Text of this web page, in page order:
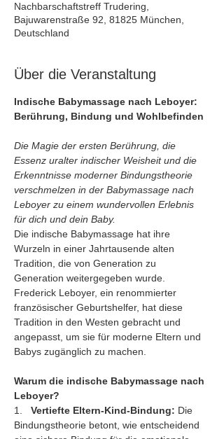
Nachbarschaftstreff Trudering,
Bajuwarenstraße 92, 81825 München,
Deutschland
Über die Veranstaltung
Indische Babymassage nach Leboyer:
Berührung, Bindung und Wohlbefinden
Die Magie der ersten Berührung, die
Essenz uralter indischer Weisheit und die
Erkenntnisse moderner Bindungstheorie
verschmelzen in der Babymassage nach
Leboyer zu einem wundervollen Erlebnis
für dich und dein Baby.
Die indische Babymassage hat ihre
Wurzeln in einer Jahrtausende alten
Tradition, die von Generation zu
Generation weitergegeben wurde.
Frederick Leboyer, ein renommierter
französischer Geburtshelfer, hat diese
Tradition in den Westen gebracht und
angepasst, um sie für moderne Eltern und
Babys zugänglich zu machen.
Warum die indische Babymassage nach
Leboyer?
1. Vertiefte Eltern-Kind-Bindung: Die
Bindungstheorie betont, wie entscheidend